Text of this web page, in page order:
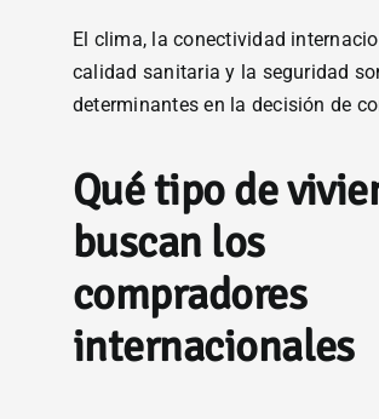
El clima, la conectividad
calidad sanitaria y la seguridad
determinantes en la decisión de
Qué tipo de
buscan los
compradores
internacionales